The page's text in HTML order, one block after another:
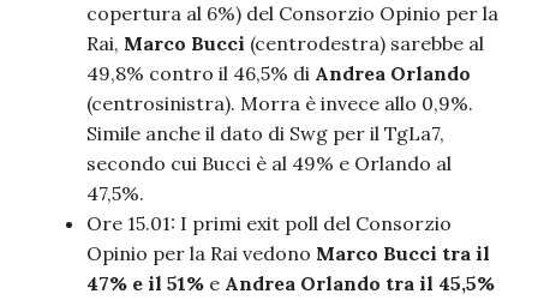
copertura al 6%) del Consorzio Opinio per la
Rai, Marco Bucci (centrodestra) sarebbe al
49,8% contro il 46,5% di Andrea Orlando
(centrosinistra). Morra è invece allo 0,9%.
Simile anche il dato di Swg per il TgLa7,
secondo cui Bucci è al 49% e Orlando al
47,5%.
Ore 15.01: I primi exit poll del Consorzio
Opinio per la Rai vedono Marco Bucci tra il
47% e il 51% e Andrea Orlando tra il 45,5%